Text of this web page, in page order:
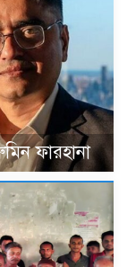
ফারহানা